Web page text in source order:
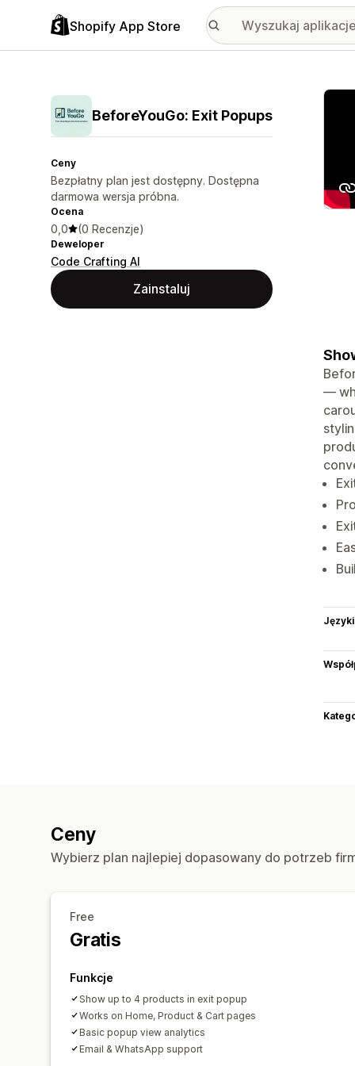
Shopify App Store
BeforeYouGo: Exit Popups
Ceny
Bezpłatny plan jest dostępny. Dostępna
darmowa wersja próbna.
Ocena
0,0 (0 Recenzje)
Deweloper
Code Crafting AI
Zainstaluj
—
Języki
Ceny
Wybierz plan najlepiej dopasowany do potrzeb
Free
Gratis
Funkcje
Show up to 4 products in exit popup
Works on Home, Product & Cart pages
Basic popup view analytics
Email & WhatsApp support